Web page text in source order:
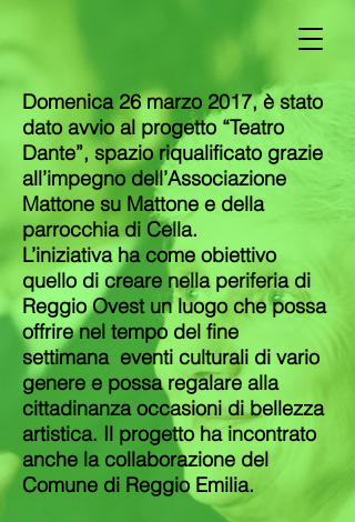
Domenica 26 marzo 2017, è stato
dato avvio al progetto “Teatro
Dante”, spazio riqualificato grazie
all’impegno dell’Associazione
Mattone su Mattone e della
parrocchia di Cella.
L’iniziativa ha come obiettivo
quello di creare nella periferia di
Reggio Ovest un luogo che possa
offrire nel tempo del fine
settimana eventi culturali di vario
genere e possa regalare alla
cittadinanza occasioni di bellezza
artistica. Il progetto ha incontrato
anche la collaborazione del
Comune di Reggio Emilia.